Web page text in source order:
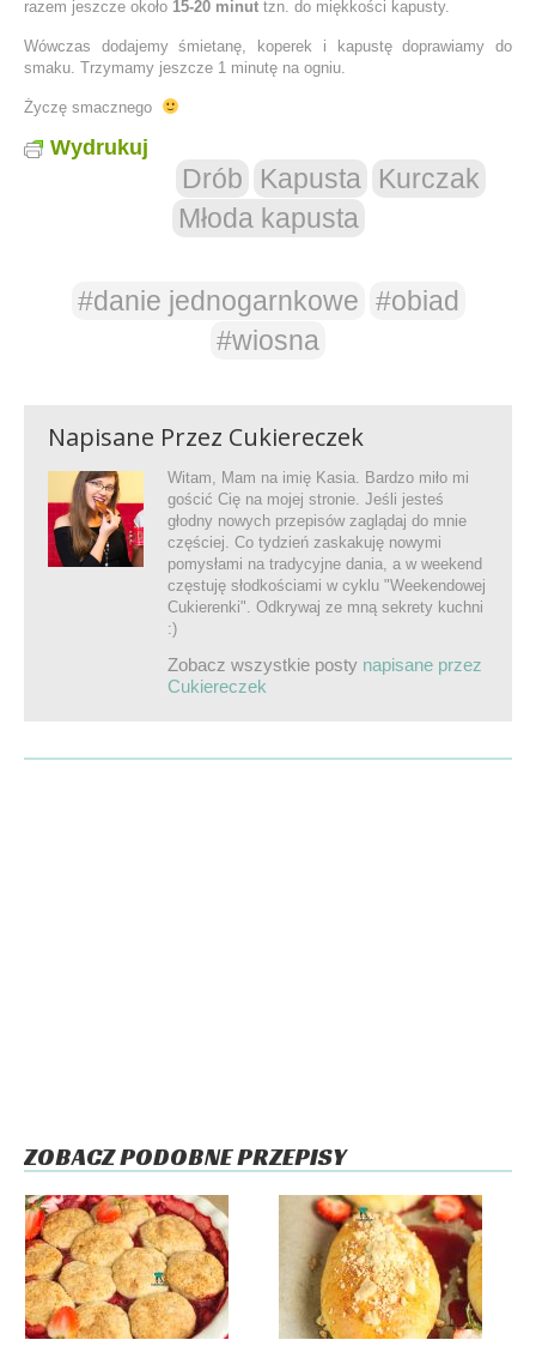
razem jeszcze około 15-20 minut tzn. do miękkości kapusty.
Wówczas dodajemy śmietanę, koperek i kapustę doprawiamy do
smaku. Trzymamy jeszcze 1 minutę na ogniu.
Życzę smacznego
Wydrukuj
Drób Kapusta
Kurczak
Młoda kapusta
#danie jednogarnkowe #obiad
#wiosna
Napisane Przez Cukiereczek
Witam, Mam na imię Kasia. Bardzo miło mi
gościć Cię na mojej stronie. Jeśli jesteś
głodny nowych przepisów zaglądaj do mnie
częściej. Co tydzień zaskakuję nowymi
pomysłami na tradycyjne dania, a w weekend
częstuję słodkościami w cyklu "Weekendowej
Cukierenki". Odkrywaj ze mną sekrety kuchni
:)
Zobacz wszystkie posty napisane przez
Cukiereczek
ZOBACZ PODOBNE PRZEPISY